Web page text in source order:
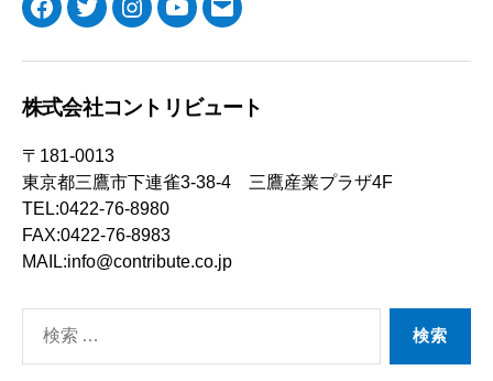
Facebook
TwitterInstagramYouTube
メ
株式会社コントリビュート
〒181-0013
東京都三鷹市下連雀3-38-4 三鷹産業プラザ4F
TEL:0422-76-8980
FAX:0422-76-8983
MAIL:info@contribute.co.jp
索